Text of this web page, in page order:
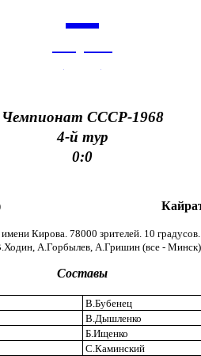
Чемпионат СССР-1968
4-й тур
0:0
Кирова. 78000 зрителей. 10
А.Горбылев, А.Гришин (все -
Составы
В.Бубенец
В.Дышленко
Б.Ищенко
С.Каминский